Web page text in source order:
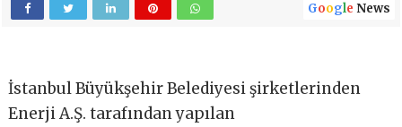
Google News
İstanbul Büyükşehir Belediyesi şirketlerinden
Enerji A.Ş. tarafından yapılan